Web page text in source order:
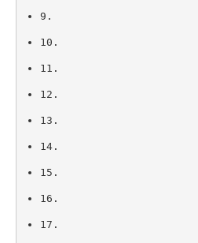
9.
10.
11.
12.
13.
14.
15.
16.
17.